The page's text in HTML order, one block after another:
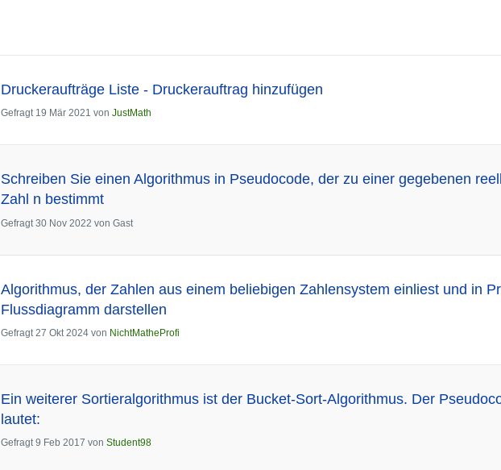
Druckeraufträge Liste - Druckerauftrag hinzufügen
Gefragt 19 Mär 2021 von JustMath
Schreiben Sie einen Algorithmus in Pseudocode, der zu einer gegebenen
Zahl n bestimmt
Gefragt 30 Nov 2022 von Gast
Algorithmus, der Zahlen aus einem beliebigen Zahlensystem einliest und in
Flussdiagramm darstellen
Gefragt 27 Okt 2024 von NichtMatheProfi
Ein weiterer Sortieralgorithmus ist der Bucket-Sort-Algorithmus. Der
lautet:
Gefragt 9 Feb 2017 von Student98